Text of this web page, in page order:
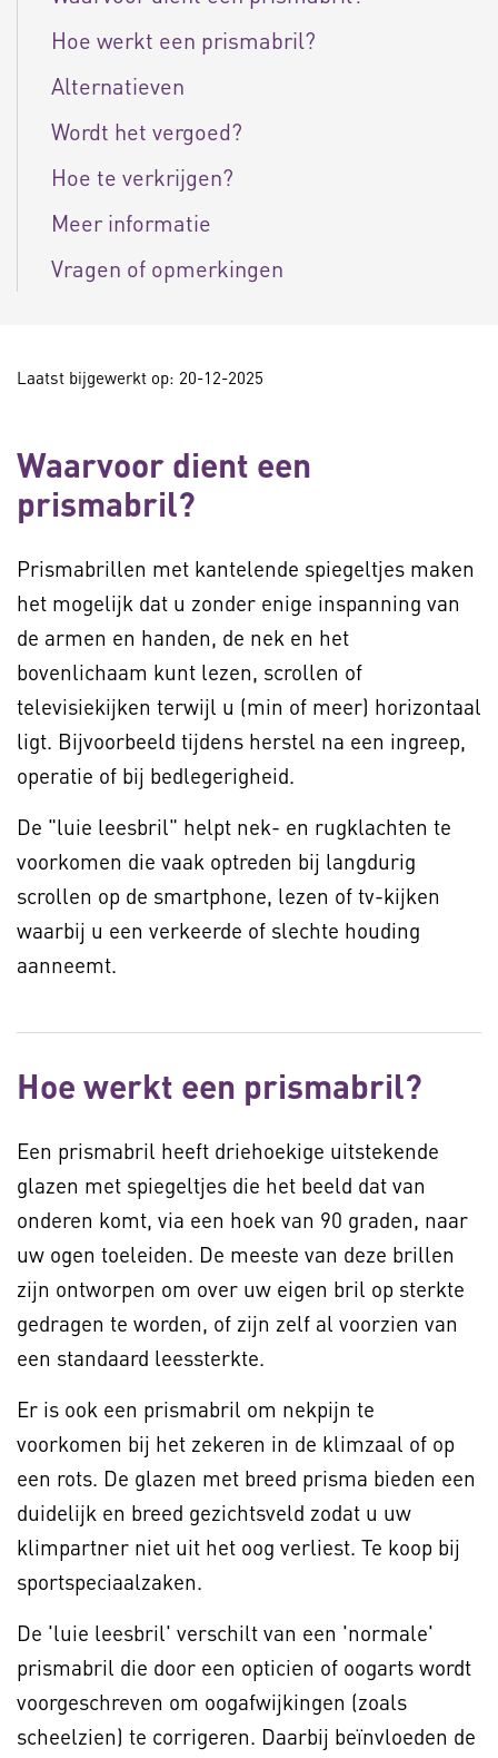
Hoe werkt een prismabril?
Alternatieven
Wordt het vergoed?
Hoe te verkrijgen?
Meer informatie
Vragen of opmerkingen
Laatst bijgewerkt op: 20-12-2025
Waarvoor dient een
prismabril?
Prismabrillen met kantelende spiegeltjes maken
het mogelijk dat u zonder enige inspanning van
de armen en handen, de nek en het
bovenlichaam kunt lezen, scrollen of
televisiekijken terwijl u (min of meer) horizontaal
ligt. Bijvoorbeeld tijdens herstel na een ingreep,
operatie of bij bedlegerigheid.
De "luie leesbril" helpt nek- en rugklachten te
voorkomen die vaak optreden bij langdurig
scrollen op de smartphone, lezen of tv-kijken
waarbij u een verkeerde of slechte houding
aanneemt.
Hoe werkt een prismabril?
Een prismabril heeft driehoekige uitstekende
glazen met spiegeltjes die het beeld dat van
onderen komt, via een hoek van 90 graden, naar
uw ogen toeleiden. De meeste van deze brillen
zijn ontworpen om over uw eigen bril op sterkte
gedragen te worden, of zijn zelf al voorzien van
een standaard leessterkte.
Er is ook een prismabril om nekpijn te
voorkomen bij het zekeren in de klimzaal of op
een rots. De glazen met breed prisma bieden een
duidelijk en breed gezichtsveld zodat u uw
klimpartner niet uit het oog verliest. Te koop bij
sportspeciaalzaken.
De 'luie leesbril' verschilt van een 'normale'
prismabril die door een opticien of oogarts wordt
voorgeschreven om oogafwijkingen (zoals
scheelzien) te corrigeren. Daarbij beïnvloeden de